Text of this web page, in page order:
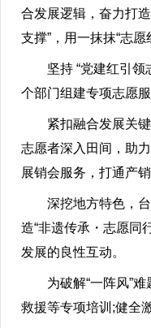
合发展逻辑，奋力打
支撑”，用一抹抹“志
坚持 “党建红引领志
个部门组建专项志愿
紧扣融合发展关键环
志愿者深入田间，助
展销会服务，打通产销
深挖地方特色，台江
造“非遗传承・志愿同
发展的良性互动。
为破解“一阵风”难
救援等专项培训;健全